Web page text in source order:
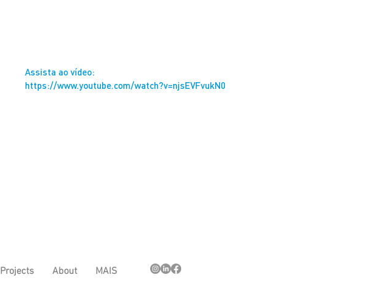
Assista ao vídeo:
https://www.youtube.com/watch?v=njsEVFvukN0
Projects About MAIS